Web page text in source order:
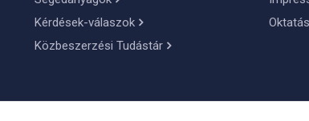
Kérdések-válaszok
Közbeszerzési Tudástár
Oktatás